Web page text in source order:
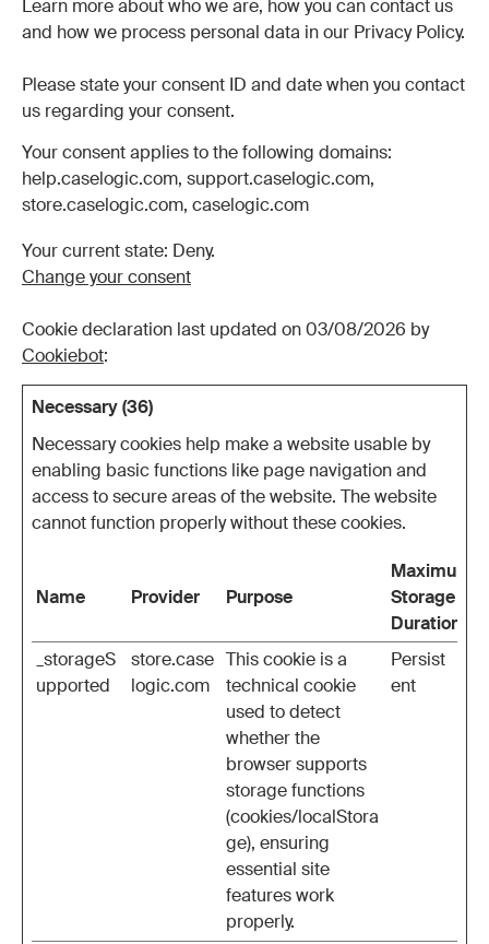
Learn more about who we are, how you can contact us
and how we process personal data in our Privacy Policy.
Please state your consent ID and date when you contact
us regarding your consent.
Your consent applies to the following domains:
help.caselogic.com, support.caselogic.com,
store.caselogic.com, caselogic.com
Your current state: Deny.
Change your consent
Cookie declaration last updated on 03/08/2026 by
Cookiebot:
Necessary (36)
Necessary cookies help make a website usable by
enabling basic functions like page navigation and
access to secure areas of the website. The website
cannot function properly without these cookies.
Name Provider Purpose
Maximum
Storage
Duration
_storageS
upported
store.case
logic.com
This cookie is a
technical cookie
used to detect
whether the
browser supports
storage functions
(cookies/localStora
ge), ensuring
essential site
features work
properly.
Persist
ent